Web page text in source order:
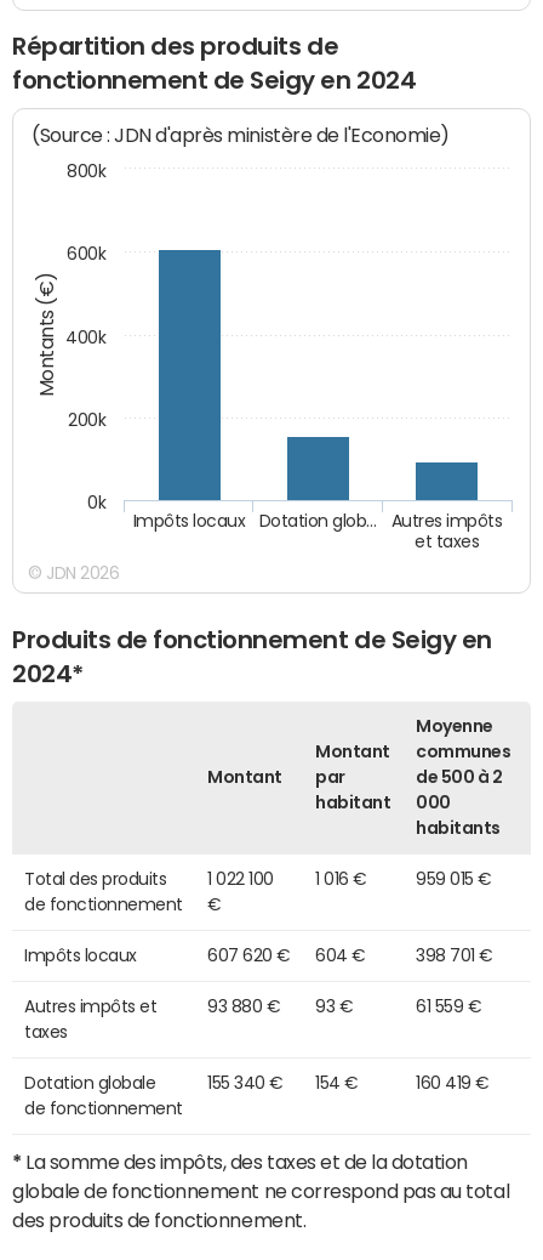
Répartition des produits de
fonctionnement de Seigy en 2024
Montants (€)
(Source : JDN d'après ministère de l'Economie)
Autres impôts
et taxes
Dotation glob…
Impôts locaux
0k
200k
400k
600k
800k
© JDN 2026
Produits de fonctionnement de Seigy en
2024*
Montant
Montant
par
habitant
Moyenne
communes
de 500 à 2
000
habitants
Total des produits
de fonctionnement
1 022 100
€
1 016 € 959 015 €
Impôts locaux 607 620 € 604 € 398 701 €
Autres impôts et
taxes
93 880 € 93 € 61 559 €
Dotation globale
de fonctionnement
155 340 € 154 € 160 419 €
* La somme des impôts, des taxes et de la dotation
globale de fonctionnement ne correspond pas au total
des produits de fonctionnement.